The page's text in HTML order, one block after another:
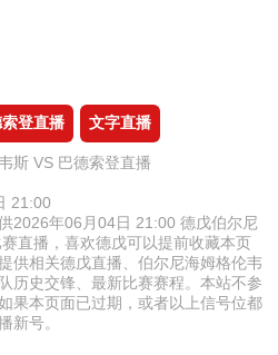
登直播 文字直播
斯 VS 巴德索登直播
21:00
2026年06月04日 21:00 德戊伯尔尼
直播，喜欢德戊可以提前收藏本页
供相关德戊直播、伯尔尼海姆格伦韦
历史交锋、最新比赛赛程。本站不参
果本页面已过期，或者以上信号位都
新号。